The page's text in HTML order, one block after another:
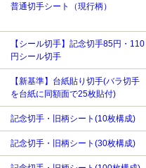
普通切手シート（現行柄）
【シール切手】記念切手85円・110
円シール切手
【新基準】台紙貼り切手(バラ切手
を台紙に同額面で25枚貼付)
記念切手・旧柄シート(10枚構成)
記念切手・旧柄シート(30枚構成)